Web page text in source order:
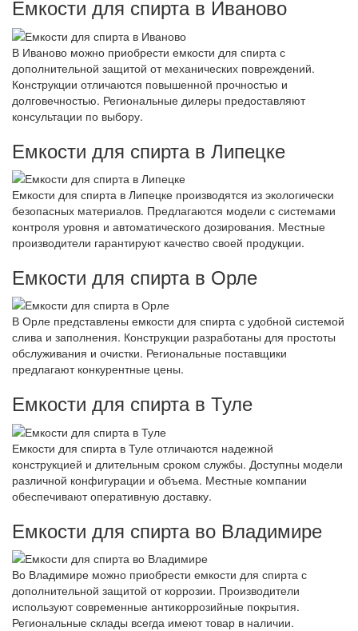
Емкости для спирта в Иваново
В Иваново можно приобрести емкости для спирта с
дополнительной защитой от механических повреждений.
Конструкции отличаются повышенной прочностью и
долговечностью. Региональные дилеры предоставляют
консультации по выбору.
Емкости для спирта в Липецке
Емкости для спирта в Липецке производятся из экологически
безопасных материалов. Предлагаются модели с системами
контроля уровня и автоматического дозирования. Местные
производители гарантируют качество своей продукции.
Емкости для спирта в Орле
В Орле представлены емкости для спирта с удобной системой
слива и заполнения. Конструкции разработаны для простоты
обслуживания и очистки. Региональные поставщики
предлагают конкурентные цены.
Емкости для спирта в Туле
Емкости для спирта в Туле отличаются надежной
конструкцией и длительным сроком службы. Доступны модели
различной конфигурации и объема. Местные компании
обеспечивают оперативную доставку.
Емкости для спирта во Владимире
Во Владимире можно приобрести емкости для спирта с
дополнительной защитой от коррозии. Производители
используют современные антикоррозийные покрытия.
Региональные склады всегда имеют товар в наличии.